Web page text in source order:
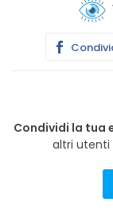
Condividi la tua
altri utenti